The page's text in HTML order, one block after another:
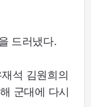
드러냈다.
석 김원희의
군대에 다시